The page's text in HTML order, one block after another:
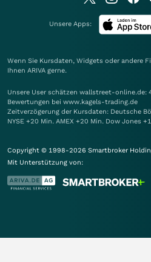
Unsere Apps:
Wenn Sie Kursdaten, Widgets oder andere
Ihnen ARIVA gerne.
Unsere User schätzen wallstreet-
Bewertungen bei www.kagels-trading.de
Zeitverzögerung der Kursdaten: Deutsche
NYSE +20 Min. AMEX +20 Min. Dow Jones
Copyright © 1998-2026 Smartbroker
Mit Unterstützung von: